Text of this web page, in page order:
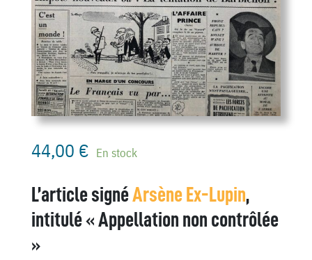
44,00 € En stock
L’article signéArsène Ex-Lupin,
intitulé « Appellation non contrôlée
»